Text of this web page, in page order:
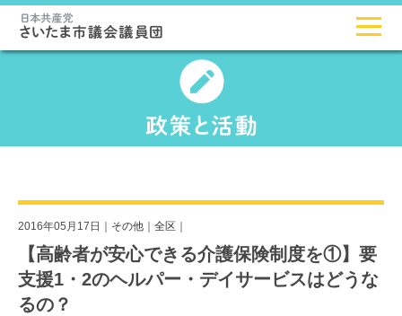
2016年05月17日｜ その他 全区
【高齢者が安心できる介護保険制度を①】要
支援1・2のヘルパー・デイサービスはどうな
るの？